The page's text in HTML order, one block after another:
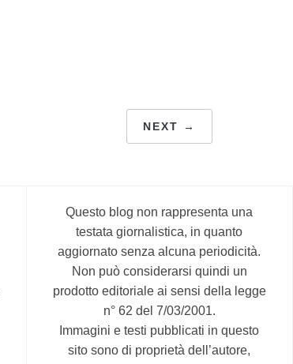
NEXT →
Questo blog non rappresenta una
testata giornalistica, in quanto
aggiornato senza alcuna periodicità.
Non può considerarsi quindi un
prodotto editoriale ai sensi della legge
n° 62 del 7/03/2001.
Immagini e testi pubblicati in questo
sito sono di proprietà dell’autore,